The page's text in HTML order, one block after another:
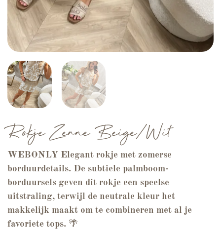
Rokje Zenne Beige/Wit
WEBONLY Elegant rokje met zomerse
borduurdetails. De subtiele palmboom-
borduursels geven dit rokje een speelse
uitstraling, terwijl de neutrale kleur het
makkelijk maakt om te combineren met al je
favoriete tops. 🌴